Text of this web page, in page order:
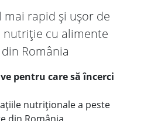
mai rapid și ușor de
cu alimente
România
pentru care să încerci
nutriționale a peste